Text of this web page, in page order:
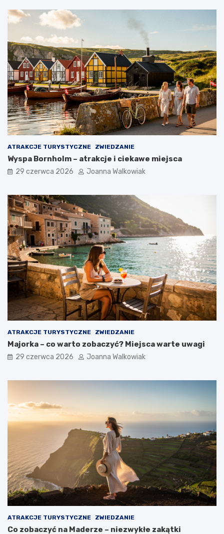
ATRAKCJE TURYSTYCZNE ZWIEDZANIE
Wyspa Bornholm – atrakcje i ciekawe miejsca
29 czerwca 2026 Joanna Walkowiak
ATRAKCJE TURYSTYCZNE ZWIEDZANIE
Majorka – co warto zobaczyć? Miejsca warte uwagi
29 czerwca 2026 Joanna Walkowiak
ATRAKCJE TURYSTYCZNE ZWIEDZANIE
Co zobaczyć na Maderze – niezwykłe zakątki